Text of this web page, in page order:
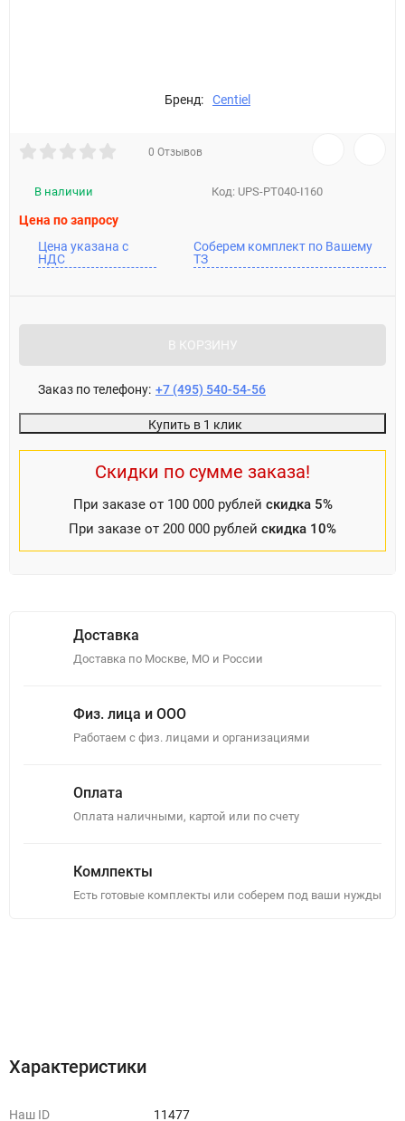
Бренд: Centiel
0 Отзывов
Код: UPS-PT040-I160
В наличии
Цена по запросу
Цена указана с
НДС
Соберем комплект по Вашему
ТЗ
В КОРЗИНУ
Заказ по телефону: +7 (495) 540-54-56
Купить в 1 клик
Скидки по сумме заказа!
При заказе от 100 000 рублей скидка 5%
При заказе от 200 000 рублей скидка 10%
Доставка
Доставка по Москве, МО и России
Физ. лица и ООО
Работаем с физ. лицами и организациями
Оплата
Оплата наличными, картой или по счету
Комлпекты
Есть готовые комплекты или соберем под ваши нужды
Характеристики
Наш ID 11477